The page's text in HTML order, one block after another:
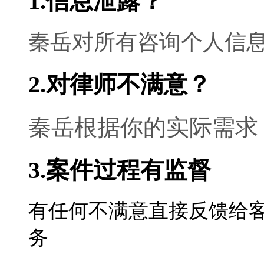
秦岳对所有咨询个人信
2.对律师不满意？
秦岳根据你的实际需
3.案件过程有监督
有任何不满意直接反馈给
务